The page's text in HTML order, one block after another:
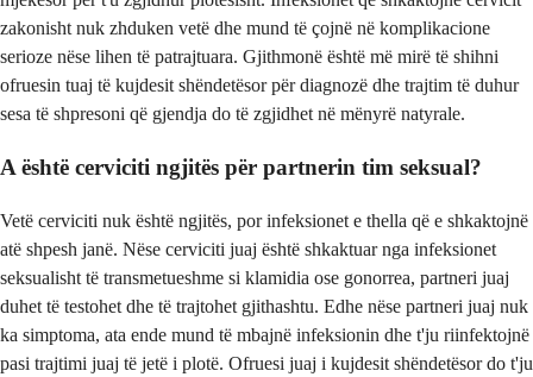
zakonisht nuk zhduken vetë dhe mund të çojnë në komplikacione
serioze nëse lihen të patrajtuara. Gjithmonë është më mirë të shihni
ofruesin tuaj të kujdesit shëndetësor për diagnozë dhe trajtim të duhur
sesa të shpresoni që gjendja do të zgjidhet në mënyrë natyrale.
A është cerviciti ngjitës për partnerin tim seksual?
Vetë cerviciti nuk është ngjitës, por infeksionet e thella që e shkaktojnë
atë shpesh janë. Nëse cerviciti juaj është shkaktuar nga infeksionet
seksualisht të transmetueshme si klamidia ose gonorrea, partneri juaj
duhet të testohet dhe të trajtohet gjithashtu. Edhe nëse partneri juaj nuk
ka simptoma, ata ende mund të mbajnë infeksionin dhe t'ju riinfektojnë
pasi trajtimi juaj të jetë i plotë. Ofruesi juaj i kujdesit shëndetësor do t'ju